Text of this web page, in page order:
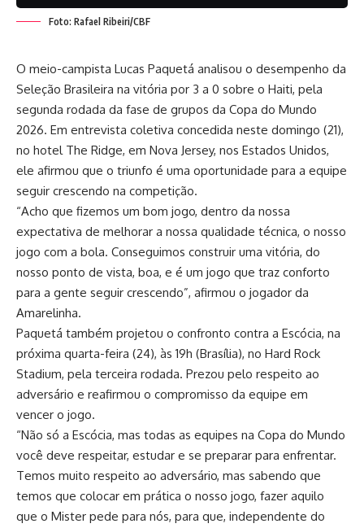
Foto: Rafael Ribeiri/CBF
O meio-campista Lucas Paquetá analisou o desempenho da
Seleção Brasileira na vitória por 3 a 0 sobre o Haiti, pela
segunda rodada da fase de grupos da Copa do Mundo
2026. Em entrevista coletiva concedida neste domingo (21),
no hotel The Ridge, em Nova Jersey, nos Estados Unidos,
ele afirmou que o triunfo é uma oportunidade para a equipe
seguir crescendo na competição.
“Acho que fizemos um bom jogo, dentro da nossa
expectativa de melhorar a nossa qualidade técnica, o nosso
jogo com a bola. Conseguimos construir uma vitória, do
nosso ponto de vista, boa, e é um jogo que traz conforto
para a gente seguir crescendo”, afirmou o jogador da
Amarelinha.
Paquetá também projetou o confronto contra a Escócia, na
próxima quarta-feira (24), às 19h (Brasília), no Hard Rock
Stadium, pela terceira rodada. Prezou pelo respeito ao
adversário e reafirmou o compromisso da equipe em
vencer o jogo.
“Não só a Escócia, mas todas as equipes na Copa do Mundo
você deve respeitar, estudar e se preparar para enfrentar.
Temos muito respeito ao adversário, mas sabendo que
temos que colocar em prática o nosso jogo, fazer aquilo
que o Mister pede para nós, para que, independente do